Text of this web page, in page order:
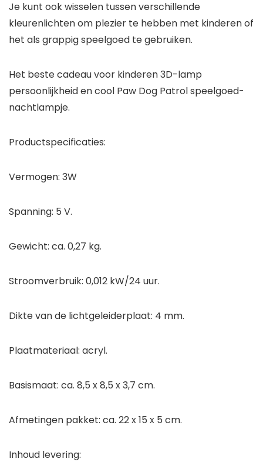
Je kunt ook wisselen tussen verschillende
kleurenlichten om plezier te hebben met kinderen of
het als grappig speelgoed te gebruiken.
Het beste cadeau voor kinderen 3D-lamp
persoonlijkheid en cool Paw Dog Patrol speelgoed-
nachtlampje.
Productspecificaties:
Vermogen: 3W
Spanning: 5 V.
Gewicht: ca. 0,27 kg.
Stroomverbruik: 0,012 kW/24 uur.
Dikte van de lichtgeleiderplaat: 4 mm.
Plaatmateriaal: acryl.
Basismaat: ca. 8,5 x 8,5 x 3,7 cm.
Afmetingen pakket: ca. 22 x 15 x 5 cm.
Inhoud levering: